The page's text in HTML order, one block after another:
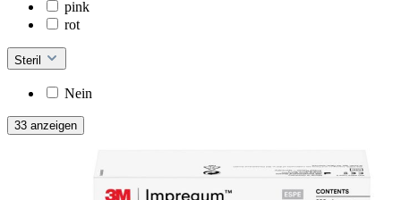
pink
rot
Steril
Nein
33 anzeigen